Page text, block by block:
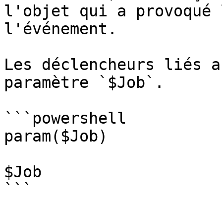
l'objet qui a provoqué
l'événement.
Les déclencheurs liés
paramètre `$Job`.
```powershell
param($Job)
$Job
```